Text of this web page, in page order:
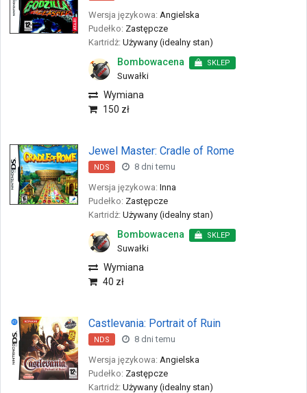
Wersja językowa: Angielska
Pudełko: Zastępcze
Kartridż: Używany (idealny stan)
Bombowacena SKLEP
Suwałki
Wymiana
150 zł
Jewel Master: Cradle of Rome
NDS
8 dni temu
Wersja językowa: Inna
Pudełko: Zastępcze
Kartridż: Używany (idealny stan)
Bombowacena SKLEP
Suwałki
Wymiana
40 zł
Castlevania: Portrait of Ruin
NDS
8 dni temu
Wersja językowa: Angielska
Pudełko: Zastępcze
Kartridż: Używany (idealny stan)